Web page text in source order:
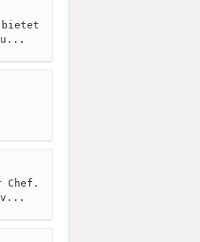
bietet
Chef.